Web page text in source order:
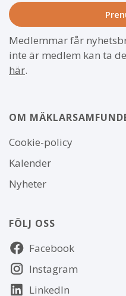
Medlemmar får
inte är medlem kan ta
här.
OM
Om
webbplatsen
Cookie-policy
Kalender
Nyheter
FÖLJ OSS
Följ
oss Facebook
Instagram
LinkedIn